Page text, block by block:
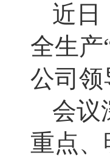
近日
全生产
公司领
会议
重点